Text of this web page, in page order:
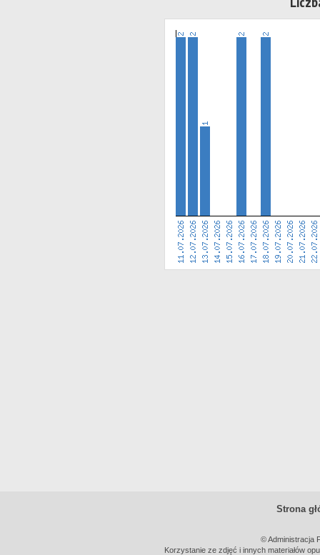
Strona
© Administracja
Korzystanie ze zdjęć i innych materiałów